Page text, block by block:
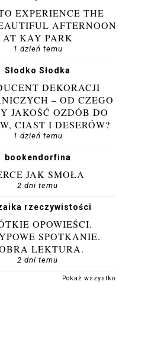
EXPERIENCE THE
AFTERNOON
AT KAY PARK
1 dzień temu
Słodko Słodka
DEKORACJI
– OD CZEGO
JAKOŚĆ OZDÓB DO
CIAST I DESERÓW?
1 dzień temu
bookendorfina
JAK SMOŁA
2 dni temu
rzeczywistości
OPOWIEŚCI.
SPOTKANIE.
LEKTURA.
2 dni temu
Pokaż wszystko